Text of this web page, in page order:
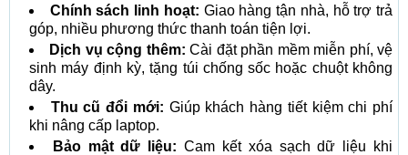
Chính sách linh hoạt: Giao hàng tận nhà, hỗ trợ trả
góp, nhiều phương thức thanh toán tiện lợi.
Dịch vụ cộng thêm: Cài đặt phần mềm miễn phí, vệ
sinh máy định kỳ, tặng túi chống sốc hoặc chuột không
dây.
Thu cũ đổi mới: Giúp khách hàng tiết kiệm chi phí
khi nâng cấp laptop.
Bảo mật dữ liệu: Cam kết xóa sạch dữ liệu khi